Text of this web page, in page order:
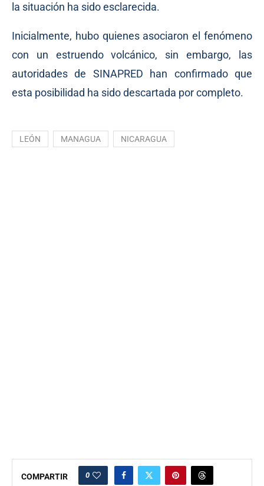
la situación ha sido esclarecida.
Inicialmente, hubo quienes asociaron el fenómeno
con un estruendo volcánico, sin embargo, las
autoridades de SINAPRED han confirmado que
esta posibilidad ha sido descartada por completo.
LEÓN MANAGUA NICARAGUA
COMPARTIR 0